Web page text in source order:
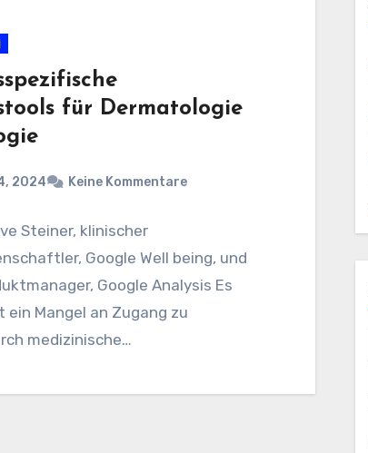
für Dermatologie
2024 Keine Kommentare
Steiner, klinischer
Google Well being, und
Google Analysis Es
Mangel an Zugang zu
medizinische